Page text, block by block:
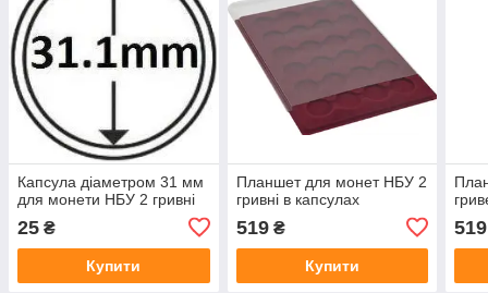
Капсула діаметром 31 мм
для монети НБУ 2 гривні
25 ₴
Купити
Планшет для монет НБУ 2
гривні в капсулах
519₴
Купити
519